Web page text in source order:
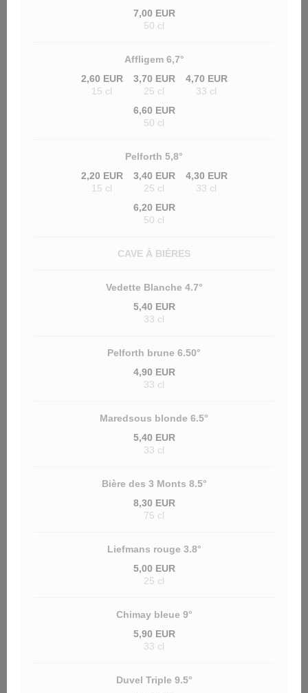
7,00 EUR
50 cl
Affligem 6,7°
2,60 EUR
15 cl
3,70 EUR
25 cl
4,70 EUR
33 cl
6,60 EUR
50 cl
Pelforth 5,8°
2,20 EUR
15 cl
3,40 EUR
25 cl
4,30 EUR
33 cl
6,20 EUR
50 cl
CAVE À BIÈRES
Vedette Blanche 4.7°
5,40 EUR
33 cl
Pelforth brune 6.50°
4,90 EUR
33 cl
Maredsous blonde 6.5°
5,40 EUR
33 cl
Bière des 3 Monts 8.5°
8,30 EUR
75 cl
Liefmans rouge 3.8°
5,00 EUR
25 cl
Chimay bleue 9°
5,90 EUR
33 cl
Duvel Triple 9.5°